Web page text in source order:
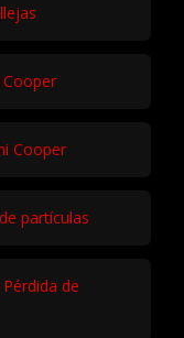
Cooper
partículas
de